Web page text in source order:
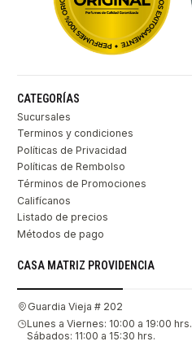
CATEGORÍAS
Sucursales
Terminos y condiciones
Políticas de Privacidad
Políticas de Rembolso
Términos de Promociones
Califícanos
Listado de precios
Métodos de pago
CASA MATRIZ PROVIDENCIA
Guardia Vieja # 202
Lunes a Viernes: 10:00 a 19:00 hrs.
Sábados: 11:00 a 15:30 hrs.